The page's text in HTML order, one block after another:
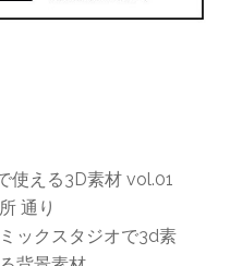
使える3D素材 vol.01
通り
ックスタジオで3d素